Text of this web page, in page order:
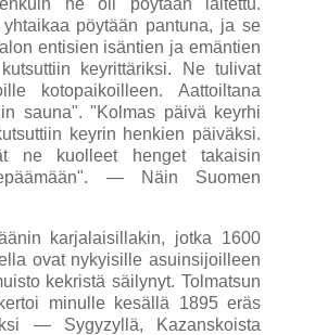
ne oli pöytään laitettu.
pöytään pantuna, ja se
entisien isäntien ja emäntien
keyrittäriksi. Ne tulivat
kotopaikoilleen. Aattoiltana
sauna". "Kolmas päivä keyrhi
keyrin henkien päiväksi.
ne kuolleet henget takaisin
— Näin Suomen
karjalaisillakin, jotka 1600
ovat nykyisille asuinsijoilleen
kekristä säily­nyt. Tolmatsun
minulle kesällä 1895 eräs
— Sygyzyllä, Kazanskoista